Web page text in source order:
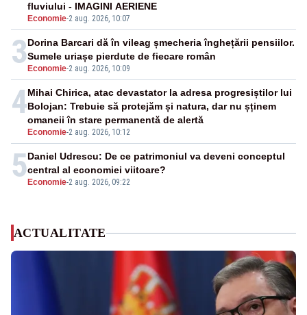
Economie-2 aug. 2026, 10:07
fluviului - IMAGINI AERIENE
3 Economie-2 aug. 2026, 10:09
Dorina Barcari dă în vileag șmecheria înghețării pensiilor.
Sumele uriașe pierdute de fiecare român
4
Economie-2 aug. 2026, 10:12
Mihai Chirica, atac devastator la adresa progresiștilor lui
Bolojan: Trebuie să protejăm și natura, dar nu șținem
omaneii în stare permanentă de alertă
5 Economie-2 aug. 2026, 09:22
Daniel Udrescu: De ce patrimoniul va deveni conceptul
central al economiei viitoare?
ACTUALITATE